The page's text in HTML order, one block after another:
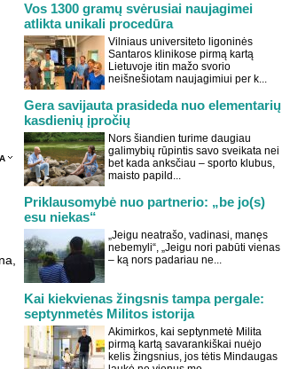
Vos 1300 gramų svėrusiai naujagimei
atlikta unikali procedūra
Vilniaus universiteto ligoninės
Santaros klinikose pirmą kartą
Lietuvoje itin mažo svorio
neišnešiotam naujagimiui per k...
Gera savijauta prasideda nuo elementarių
kasdienių įpročių
Nors šiandien turime daugiau
galimybių rūpintis savo sveikata nei
bet kada anksčiau – sporto klubus,
maisto papild...
Priklausomybė nuo partnerio: „be jo(s)
esu niekas“
„Jeigu neatrašo, vadinasi, manęs
nebemyli“, „Jeigu nori pabūti vienas
– ką nors padariau ne...
Kai kiekvienas žingsnis tampa pergale:
septynmetės Militos istorija
Akimirkos, kai septynmetė Milita
pirmą kartą savarankiškai nuėjo
kelis žingsnius, jos tėtis Mindaugas